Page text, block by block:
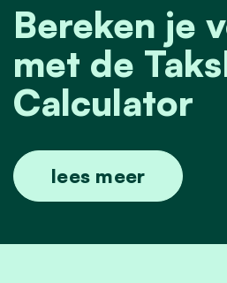
Bereken je
met de
Calculator
lees meer